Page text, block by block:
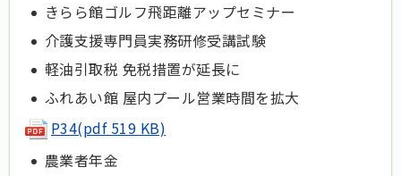
きらら館ゴルフ飛距離アップセミナー
介護支援専門員実務研修受講試験
軽油引取税 免税措置が延長に
ふれあい館 屋内プール営業時間を拡大
P34(pdf 519 KB)
農業者年金